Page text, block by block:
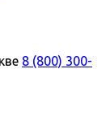
8 (800) 300-